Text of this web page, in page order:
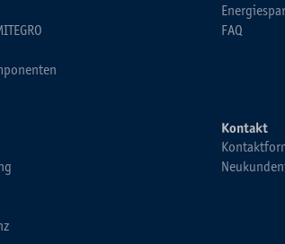
FAQ
Kontakt